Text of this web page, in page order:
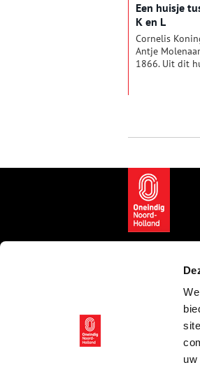
Een huisje
K en L
Cornelis
Antje
1866. Uit dit
om haar